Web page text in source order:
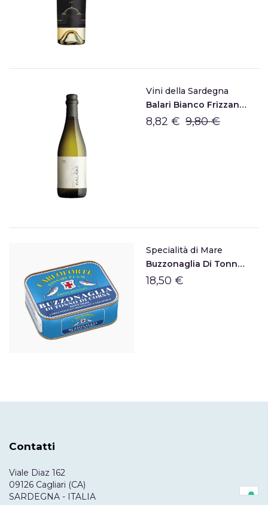
Vini della Sardegna
Balari Bianco Frizzante
8,82 € 9,80 €
Specialità di Mare
Buzzonaglia Di Tonno Sott'olio Di Carloforte
18,50 €
Contatti
Viale Diaz 162
09126 Cagliari (CA)
SARDEGNA - ITALIA